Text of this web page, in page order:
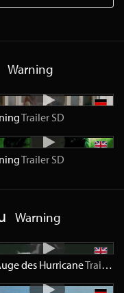
Warning
Trailer SD
Trailer SD
Warning
des HurricaneTrailer